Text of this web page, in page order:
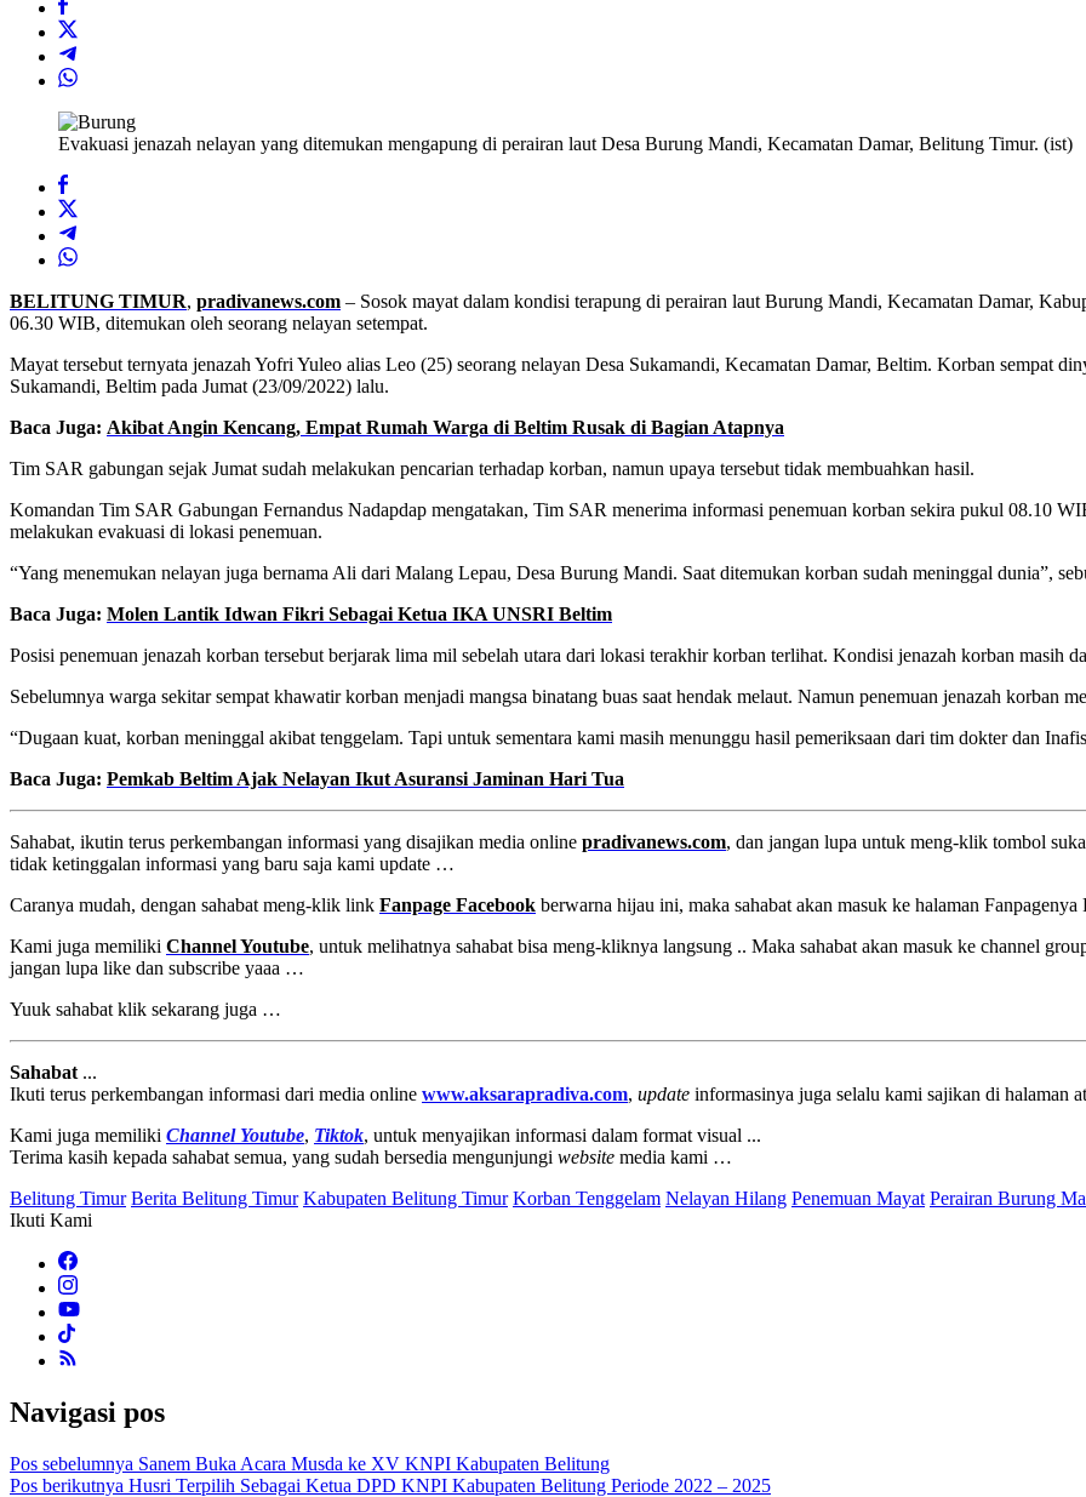
Evakuasi jenazah nelayan yang ditemukan mengapung di perairan laut Desa Burung Mandi, Kecamatan Damar, Belitung Timur. (ist)
BELITUNG TIMUR, pradivanews.com – Sosok mayat dalam kondisi terapung di perairan laut Burung Mandi, Kecamatan Damar,
06.30 WIB, ditemukan oleh seorang nelayan setempat.
Mayat tersebut ternyata jenazah Yofri Yuleo alias Leo (25) seorang nelayan Desa Sukamandi, Kecamatan Damar, Beltim. Korban sempat
Sukamandi, Beltim pada Jumat (23/09/2022) lalu.
Baca Juga: Akibat Angin Kencang, Empat Rumah Warga di Beltim Rusak di Bagian Atapnya
Tim SAR gabungan sejak Jumat sudah melakukan pencarian terhadap korban, namun upaya tersebut tidak membuahkan hasil.
Komandan Tim SAR Gabungan Fernandus Nadapdap mengatakan, Tim SAR menerima informasi penemuan korban sekira pukul 08.10
melakukan evakuasi di lokasi penemuan.
“Yang menemukan nelayan juga bernama Ali dari Malang Lepau, Desa Burung Mandi. Saat ditemukan korban sudah meninggal dunia”,
Baca Juga: Molen Lantik Idwan Fikri Sebagai Ketua IKA UNSRI Beltim
Posisi penemuan jenazah korban tersebut berjarak lima mil sebelah utara dari lokasi terakhir korban terlihat. Kondisi jenazah korban masih
Sebelumnya warga sekitar sempat khawatir korban menjadi mangsa binatang buas saat hendak melaut. Namun penemuan jenazah korban
“Dugaan kuat, korban meninggal akibat tenggelam. Tapi untuk sementara kami masih menunggu hasil pemeriksaan dari tim dokter dan
Baca Juga: Pemkab Beltim Ajak Nelayan Ikut Asuransi Jaminan Hari Tua
Sahabat, ikutin terus perkembangan informasi yang disajikan media online pradivanews.com, dan jangan lupa untuk meng-klik tombol
tidak ketinggalan informasi yang baru saja kami update …
Caranya mudah, dengan sahabat meng-klik link Fanpage Facebook berwarna hijau ini, maka sahabat akan masuk ke halaman
Kami juga memiliki Channel Youtube, untuk melihatnya sahabat bisa meng-kliknya langsung .. Maka sahabat akan masuk ke channel
jangan lupa like dan subscribe yaaa …
Yuuk sahabat klik sekarang juga …
Sahabat ...
Ikuti terus perkembangan informasi dari media online www.aksarapradiva.com, update informasinya juga selalu kami sajikan di halaman
Kami juga memiliki Channel Youtube, Tiktok, untuk menyajikan informasi dalam format visual ...
Terima kasih kepada sahabat semua, yang sudah bersedia mengunjungi website media kami …
Belitung Timur Berita Belitung Timur Kabupaten Belitung Timur Korban Tenggelam Nelayan Hilang Penemuan Mayat Perairan Burung
Ikuti Kami
Navigasi pos
Pos sebelumnya Sanem Buka Acara Musda ke XV KNPI Kabupaten Belitung
Pos berikutnya Husri Terpilih Sebagai Ketua DPD KNPI Kabupaten Belitung Periode 2022 – 2025